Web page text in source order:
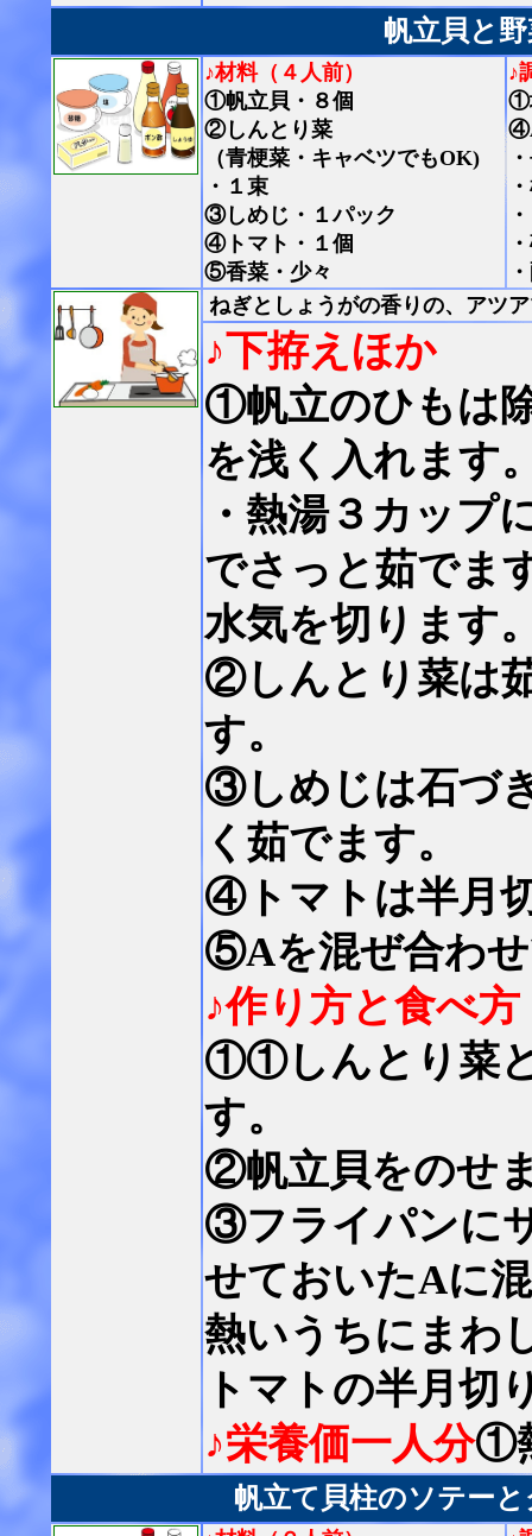
帆立貝と
♪材料（４人前）
①帆立貝・８個
②しんとり菜
（青梗菜・キャベツでもOK)
・１束
③しめじ・１パック
④トマト・１個
⑤香菜・少々
♪
①
ねぎとしょうがの香りの、アツ
♪下拵えほか
①帆立のひもは
を浅く入れます
・熱湯３カップ
でさっと茹でま
水気を切ります
②しんとり菜は
す。
③しめじは石づ
く茹でます。
④トマトは半月
⑤Aを混ぜ合わ
♪作り方と食べ方
①①しんとり菜
す。
②帆立貝をのせ
③フライパンに
せておいたAに
熱いうちにまわ
トマトの半月切
♪栄養価一人分①
帆立て貝柱のソテー